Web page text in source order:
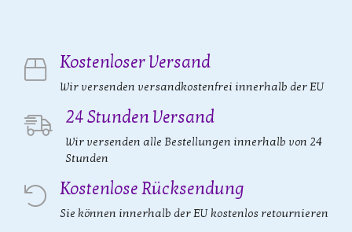
Kostenloser Versand
Wir versenden versandkostenfrei innerhalb der EU
24 Stunden Versand
Wir versenden alle Bestellungen innerhalb von 24
Stunden
Kostenlose Rücksendung
Sie können innerhalb der EU kostenlos retournieren